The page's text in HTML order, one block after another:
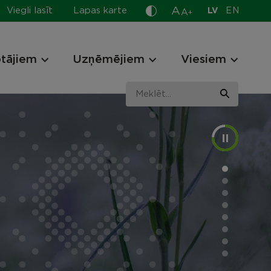
Viegli lasīt Lapas karte A A+ LV EN
Uzņēmējiem Viesiem